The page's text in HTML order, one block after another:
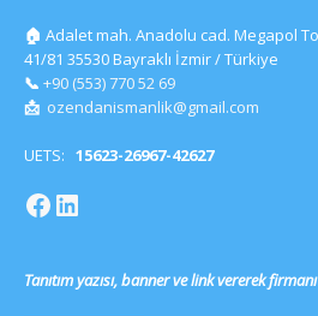
🏠 Adalet mah. Anadolu cad. Megapol
41/81 35530 Bayraklı İzmir / Türkiye
📞 +90 (553) 770 52 69
📩 ozendanismanlik@gmail.com
UETS: 15623-26967-42627
Tanıtım yazısı, banner ve link vererek